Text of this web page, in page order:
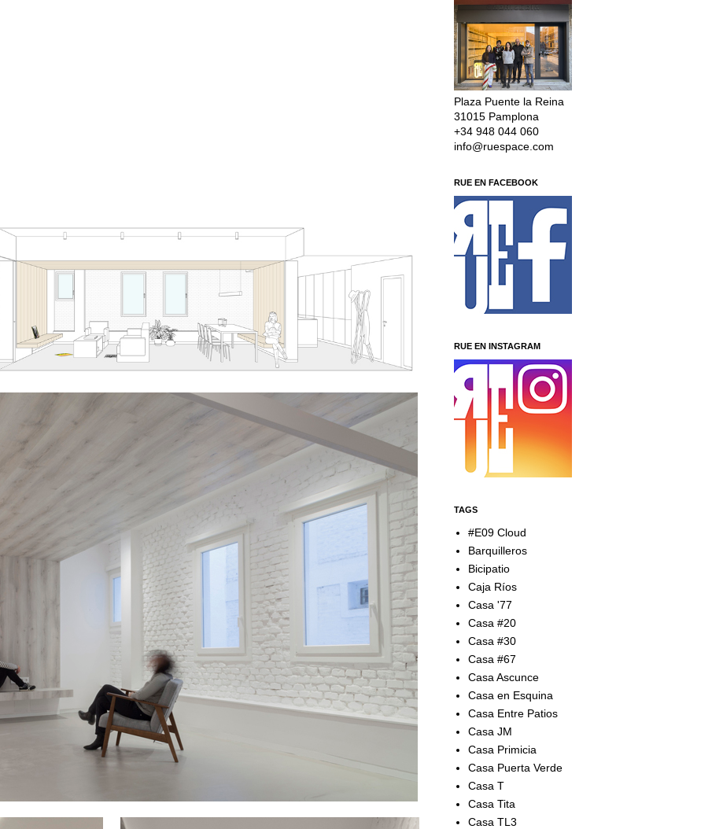
Plaza Puente la Reina
31015 Pamplona
+34 948 044 060
info@ruespace.com
RUE EN FACEBOOK
RUE EN INSTAGRAM
TAGS
#E09 Cloud
Barquilleros
Bicipatio
Caja Ríos
Casa '77
Casa #20
Casa #30
Casa #67
Casa Ascunce
Casa en Esquina
Casa Entre Patios
Casa JM
Casa Primicia
Casa Puerta Verde
Casa T
Casa Tita
Casa TL3